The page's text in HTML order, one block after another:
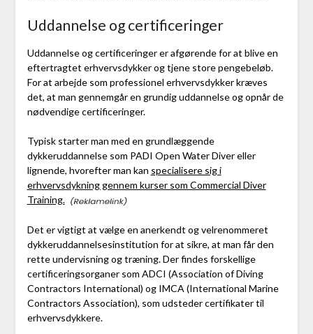
Uddannelse og certificeringer
Uddannelse og certificeringer er afgørende for at blive en
eftertragtet erhvervsdykker og tjene store pengebeløb.
For at arbejde som professionel erhvervsdykker kræves
det, at man gennemgår en grundig uddannelse og opnår de
nødvendige certificeringer.
Typisk starter man med en grundlæggende
dykkeruddannelse som PADI Open Water Diver eller
lignende, hvorefter man kan specialisere sig i
erhvervsdykning gennem kurser som Commercial Diver
Training.
Det er vigtigt at vælge en anerkendt og velrenommeret
dykkeruddannelsesinstitution for at sikre, at man får den
rette undervisning og træning. Der findes forskellige
certificeringsorganer som ADCI (Association of Diving
Contractors International) og IMCA (International Marine
Contractors Association), som udsteder certifikater til
erhvervsdykkere.